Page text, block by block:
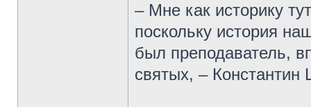
– Мне как историку
поскольку история
был преподаватель,
святых, – Константин